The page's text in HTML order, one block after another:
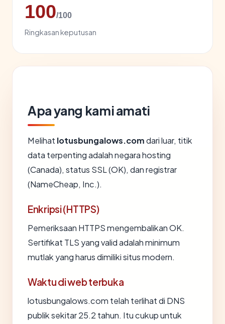
100/100
Ringkasan keputusan
Apa yang kami amati
Melihat lotusbungalows.comdari luar, titik
data terpenting adalah negara hosting
(Canada), status SSL (OK), dan registrar
(NameCheap, Inc.).
Enkripsi (HTTPS)
Pemeriksaan HTTPS mengembalikan OK.
Sertifikat TLS yang valid adalah minimum
mutlak yang harus dimiliki situs modern.
Waktu di web terbuka
lotusbungalows.com telah terlihat di DNS
publik sekitar 25.2 tahun. Itu cukup untuk